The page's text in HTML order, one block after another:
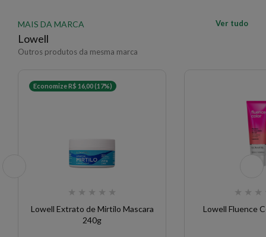
MAIS DA MARCA
Lowell
Outros produtos da mesma marca
Ver tudo
Economize R$ 16,00 (17%)
★ ★ ★ ★ ★
Lowell Extrato de Mirtilo Mascara
240g
★ ★ ★
Lowell Fluence